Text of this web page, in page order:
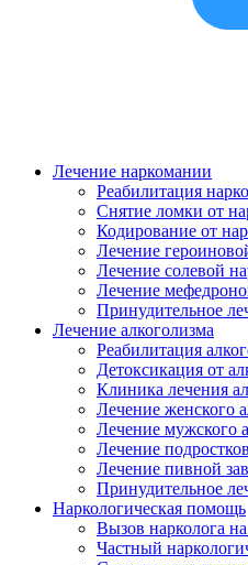
Лечение наркомании
Реабилитация
Снятие ломки от
Кодирование от
Лечение
Лечение солевой
Лечение
Принудительное
Лечение алкоголизма
Реабилитация
Детоксикация от
Клиника лечения
Лечение женского
Лечение мужского
Лечение
Лечение пивной
Принудительное
Наркологическая помощь
Вызов нарколога
Частный